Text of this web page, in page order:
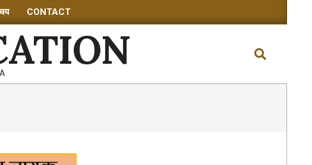
CONTACT
Search